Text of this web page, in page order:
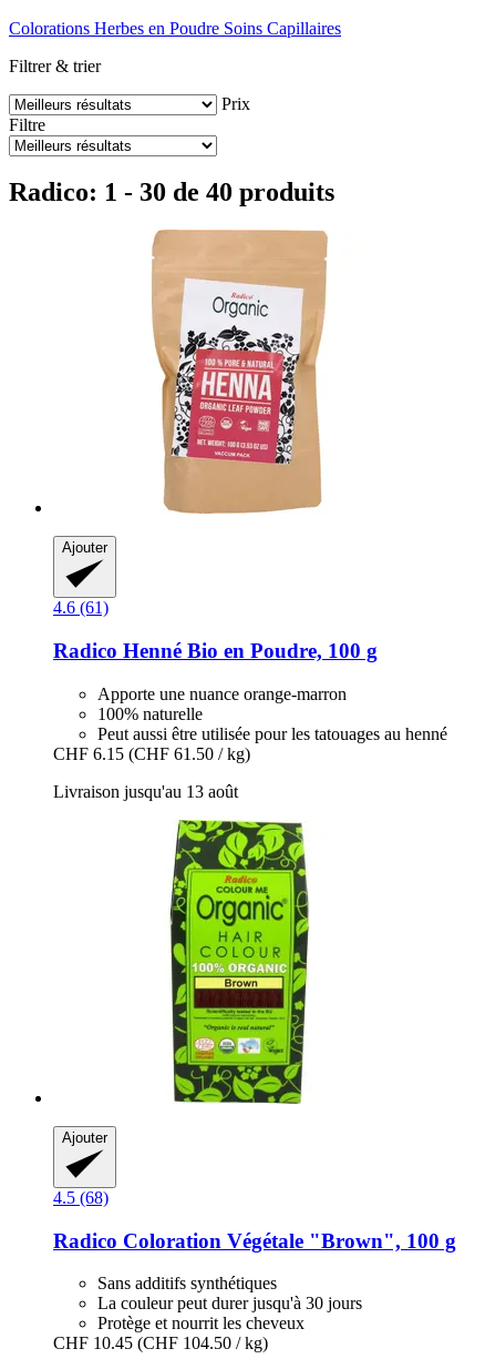
Colorations Herbes en Poudre Soins Capillaires
Filtrer & trier
Prix
Filtre
Radico: 1 - 30 de 40 produits
Ajouter
4.6 (61)
Radico Henné Bio en Poudre, 100 g
Apporte une nuance orange-marron
100% naturelle
Peut aussi être utilisée pour les tatouages ​​au henné
CHF 6.15 (CHF 61.50 / kg)
Livraison jusqu'au 13 août
Ajouter
4.5 (68)
Radico Coloration Végétale "Brown", 100 g
Sans additifs synthétiques
La couleur peut durer jusqu'à 30 jours
Protège et nourrit les cheveux
CHF 10.45 (CHF 104.50 / kg)